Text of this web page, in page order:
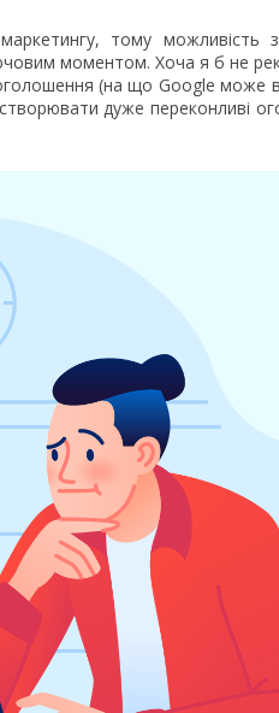
тому можливість
моментом. Хоча я б не
(на що Google може
дуже переконливі